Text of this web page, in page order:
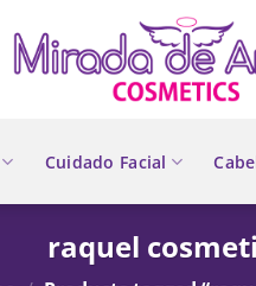
Cuidado Facial
raquel